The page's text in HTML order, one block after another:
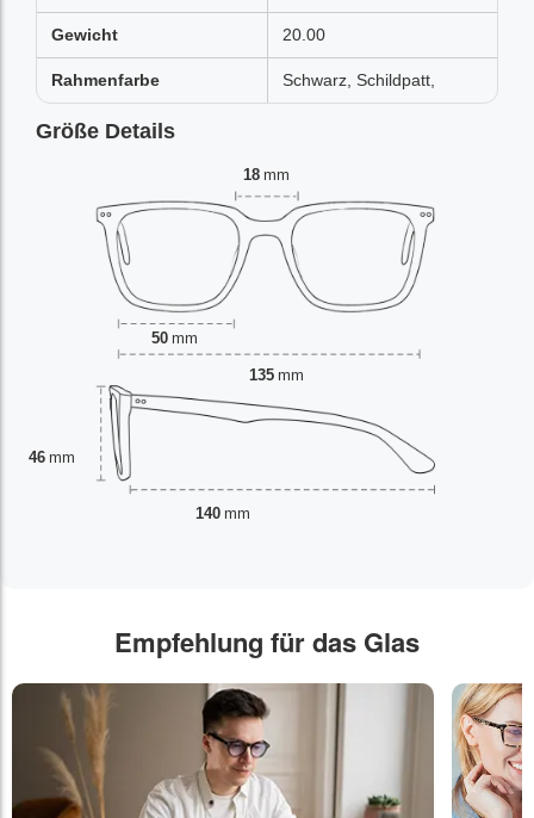
Gewicht 20.00
Rahmenfarbe Schwarz, Schildpatt,
Größe Details
18 mm
50 mm
46 mm
135 mm
140 mm
Empfehlung für das Glas